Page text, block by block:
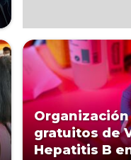
gratuitos de
Hepatitis B